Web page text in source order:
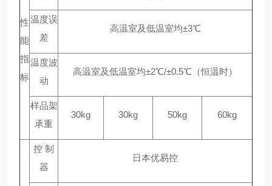
性
能
指
标
温度误
差
高温室及低温室均±3℃
温度波
动
高温室及低温室均±2℃/±0.5℃（恒温时）
样品架
承重
30kg 30kg 50kg 60kg
控 制
器
日本优易控